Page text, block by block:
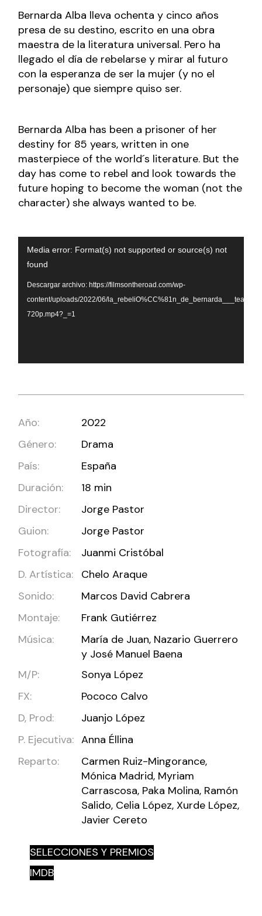
Bernarda Alba lleva ochenta y cinco años
presa de su destino, escrito en una obra
maestra de la literatura universal. Pero ha
llegado el día de rebelarse y mirar al futuro
con la esperanza de ser la mujer (y no el
personaje) que siempre quiso ser.
Bernarda Alba has been a prisoner of her
destiny for 85 years, written in one
masterpiece of the world´s literature. But the
day has come to rebel and look towards the
future hoping to become the woman (not the
character) she always wanted to be.
Media error: Format(s) not supported or source(s) not
found
Descargar archivo: https://filmsontheroad.com/wp-
content/uploads/2022/06/
720p.mp4?_=1
Año:
2022
Género:
Drama
País:
España
Duración:
18 min
Director:
Jorge Pastor
Guion:
Jorge Pastor
Fotografía:
Juanmi Cristóbal
D. Artística:
Chelo Araque
Sonido:
Marcos David Cabrera
Montaje:
Frank Gutiérrez
Música:
María de Juan, Nazario Guerrero
y José Manuel Baena
M/P:
Sonya López
FX:
Pococo Calvo
D, Prod:
Juanjo López
P. Ejecutiva: Anna Éllina
Reparto:
Carmen Ruiz-Mingorance,
Mónica Madrid, Myriam
Carrascosa, Paka Molina, Ramón
Salido, Celia López, Xurde López,
Javier Cereto
SELECCIONES Y PREMIOS
IMDB